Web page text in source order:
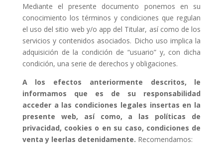
Mediante el presente documento ponemos en su
conocimiento los términos y condiciones que regulan
el uso del sitio web y/o app del Titular, así como de los
servicios y contenidos asociados. Dicho uso implica la
adquisición de la condición de “usuario” y, con dicha
condición, una serie de derechos y obligaciones.
A los efectos anteriormente descritos, le
informamos que es de su responsabilidad
acceder a las condiciones legales insertas en la
presente web, así como, a las políticas de
privacidad, cookies o en su caso, condiciones de
venta y leerlas detenidamente. Recomendamos: